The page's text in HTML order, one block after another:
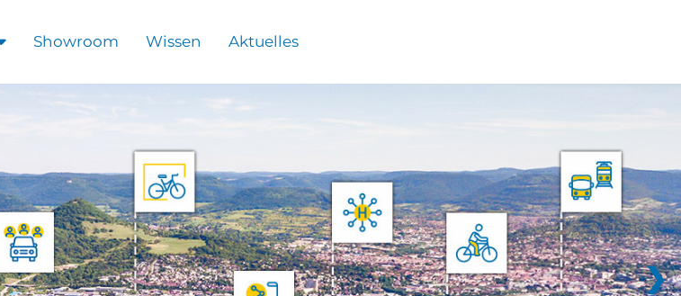
Showroom Wissen Aktuelles
❯